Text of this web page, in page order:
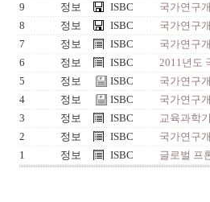
9
정보 ISBC
국가연구
8
정보 ISBC
국가연구
7
정보 ISBC
국가연구
6
정보 ISBC
2011년도
5
정보 ISBC
국가연구
4
정보 ISBC
국가연구
3
정보 ISBC
교육과학
2
정보 ISBC
국가연구
1
정보 ISBC 글로벌 프